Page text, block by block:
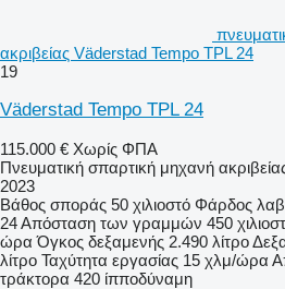
ακριβείας Väderstad Tempo TPL 24
19
Väderstad Tempo TPL 24
115.000 € Χωρίς ΦΠΑ
Πνευματική σπαρτική μηχανή
2023
Βάθος σποράς 50 χιλιοστό Φάρδος
24Απόσταση των γραμμών 450
ώρα Όγκος δεξαμενής 2.490 λίτρο
λίτρο Ταχύτητα εργασίας 15 χλμ/ώρα
τράκτορα 420 ίπποδύναμη